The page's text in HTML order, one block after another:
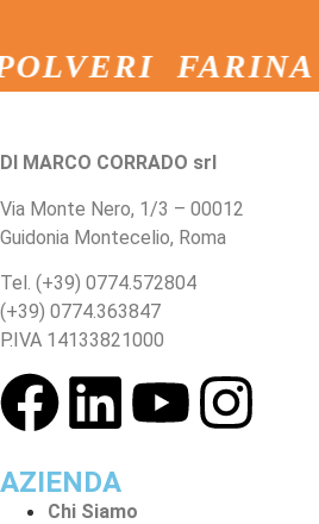
FARINA PER
DI MARCO CORRADO srl
Via Monte Nero, 1/3 – 00012
Guidonia Montecelio, Roma
Tel. (+39) 0774.572804
(+39) 0774.363847
P.IVA 14133821000
AZIENDA
Chi Siamo